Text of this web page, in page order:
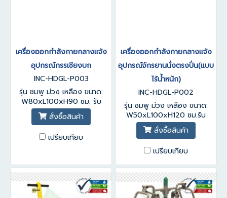
เครื่องออกกำลังกายกลางแจ้ง
อุปกรณ์กรรเชียงบก
INC-HDGL-P003
รุ่น ชมพู ม่วง เหลือง ขนาด:
W80xL100xH90 ซม. รับ
ประกันสินค้า 1-3 ปี
สั่งซื้อสินค้า
เปรียบเทียบ
เครื่องออกกำลังกายกลางแจ้ง
อุปกรณ์จักรยานนั่งตรงปั่น(แบบ
ไร้น้ำหนัก)
INC-HDGL-P002
รุ่น ชมพู ม่วง เหลือง ขนาด:
W50xL100xH120 ซม.รับ
ประกันสินค้า 1-3 ปี
สั่งซื้อสินค้า
เปรียบเทียบ